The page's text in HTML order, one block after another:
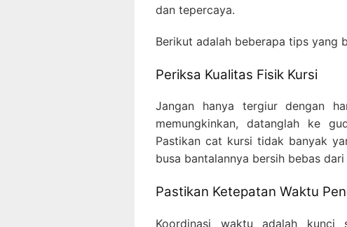
dan tepercaya.
Berikut adalah beberapa tips yang
Periksa Kualitas Fisik Kursi
Jangan hanya tergiur dengan
memungkinkan, datanglah ke
Pastikan cat kursi tidak banyak
busa bantalannya bersih bebas dari
Pastikan Ketepatan Waktu
Koordinasi waktu adalah kunci